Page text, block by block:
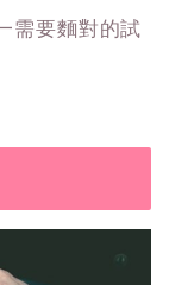
需要麵對的試